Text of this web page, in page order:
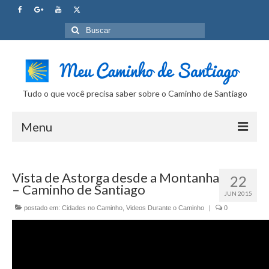
Buscar
por:
Tudo o que você precisa saber sobre o Caminho de Santiago
Menu
Tudo sobre o Caminho
Internet no Caminho
22
JUN 2015
Vista de Astorga desde a Montanha
– Caminho de Santiago
postado em: Cidades no Caminho Videos Durante o Caminho | 0